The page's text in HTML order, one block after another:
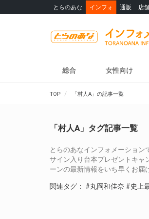
とらのあな インフォ 通販 店
総合 女性向け
TOP 「村人A」の記事一覧
「村人A」タグ記事一覧
とらのあなインフォメーショ
サイン入り台本プレゼントキャ
ーンの最新情報をいち早くお届
関連タグ： #丸岡和佳奈 #史上